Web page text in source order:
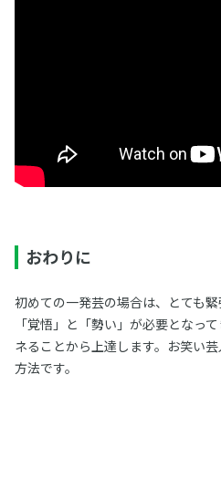
おわりに
初めての一発芸の場合は、とても
「覚悟」と「勢い」が必要となっ
ネることから上達します。お笑い
方法です。